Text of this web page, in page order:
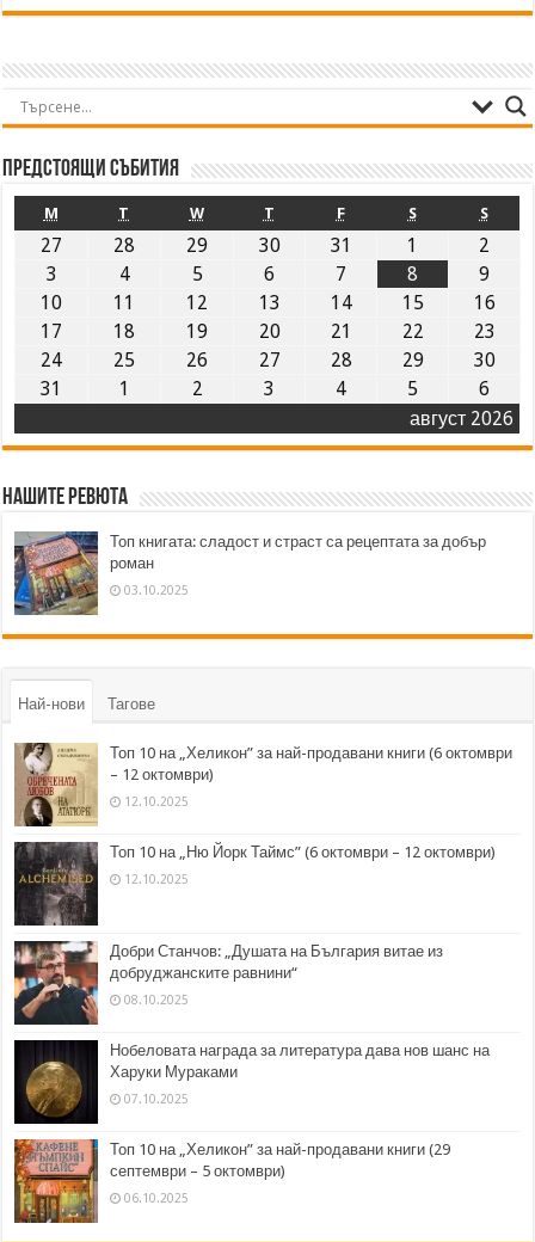
Предстоящи събития
август 2026
M T W T F S S
27 28 29 30 31 1
2
3
4 5 6 7 8
9
10
11 12 13 14 15
16
17
18 19 20 21 22
23
24
25 26 27 28 29
30
31
1 2 3 4 5 6
Нашите ревюта
Топ книгата: сладост и страст са рецептата за добър
роман
03.10.2025
Най-нови Тагове
Топ 10 на „Хеликон” за най-продавани книги (6 октомври
– 12 октомври)
12.10.2025
Топ 10 на „Ню Йорк Таймс” (6 октомври – 12 октомври)
12.10.2025
Добри Станчов: „Душата на България витае из
добруджанските равнини“
08.10.2025
Нобеловата награда за литература дава нов шанс на
Харуки Мураками
07.10.2025
Топ 10 на „Хеликон” за най-продавани книги (29
септември – 5 октомври)
06.10.2025